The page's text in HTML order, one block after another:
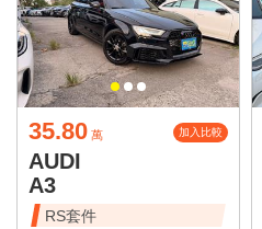
35.80 萬 加入比較
AUDI
A3
RS套件